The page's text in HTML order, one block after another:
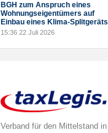
BGH zum Anspruch eines
Wohnungseigentümers auf
Einbau eines Klima-Splitgeräts
15:36 22 Juli 2026
Verband für den Mittelstand in